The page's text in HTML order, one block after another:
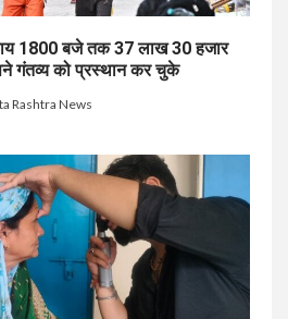
1800 बजे तक 37 लाख 30 हजार
गंतव्य को प्रस्थान कर चुके
Rashtra News